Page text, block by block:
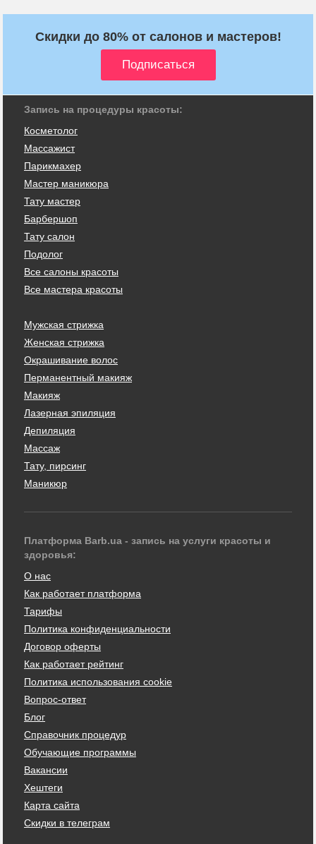
Скидки до 80% от салонов и мастеров!
Запись на процедуры красоты:
Косметолог
Массажист
Парикмахер
Мастер маникюра
Тату мастер
Барбершоп
Тату салон
Подолог
Все салоны красоты
Все мастера красоты
Мужская стрижка
Женская стрижка
Окрашивание волос
Перманентный макияж
Макияж
Лазерная эпиляция
Депиляция
Массаж
Тату, пирсинг
Маникюр
Платформа Barb.ua - запись на услуги красоты и
здоровья:
О нас
Как работает платформа
Тарифы
Политика конфиденциальности
Договор оферты
Как работает рейтинг
Политика использования cookie
Вопрос-ответ
Блог
Справочник процедур
Обучающие программы
Вакансии
Хештеги
Карта сайта
Скидки в телеграм